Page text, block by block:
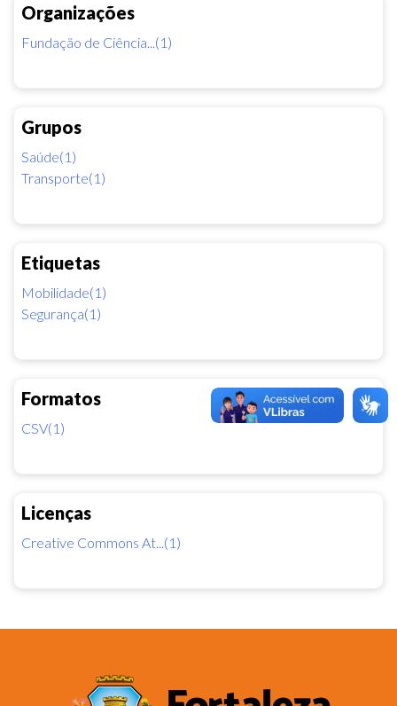
Organizações
Fundação de Ciência...(1)
Grupos
Saúde(1)
Transporte(1)
Etiquetas
Mobilidade(1)
Segurança(1)
Formatos
CSV(1)
Licenças
Creative Commons At...(1)